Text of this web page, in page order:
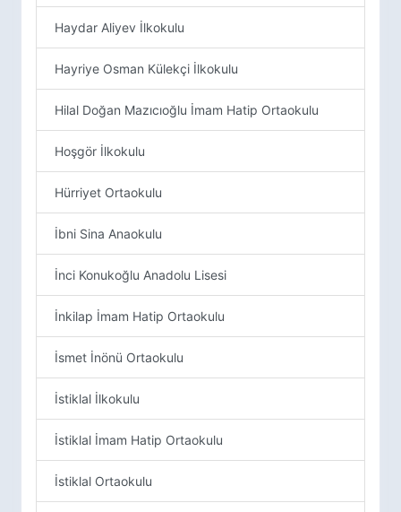
Haydar Aliyev İlkokulu
Hayriye Osman Külekçi İlkokulu
Hilal Doğan Mazıcıoğlu İmam Hatip Ortaokulu
Hoşgör İlkokulu
Hürriyet Ortaokulu
İbni Sina Anaokulu
İnci Konukoğlu Anadolu Lisesi
İnkilap İmam Hatip Ortaokulu
İsmet İnönü Ortaokulu
İstiklal İlkokulu
İstiklal İmam Hatip Ortaokulu
İstiklal Ortaokulu